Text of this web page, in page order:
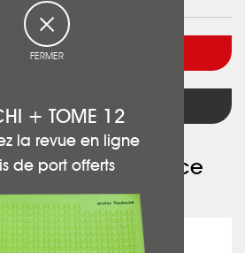
Voir l'architecte
ayant participé à ce
SAS BEDOURET
FERMER
+ TOME 12
la revue en ligne
de port offerts